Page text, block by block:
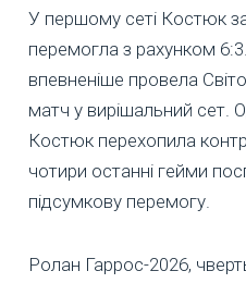
У першому сеті Костюк
перемогла з рахунком
впевненіше провела
матч у вирішальний сет.
Костюк перехопила
чотири останні гейми
підсумкову перемогу.
Ролан Гаррос-2026,